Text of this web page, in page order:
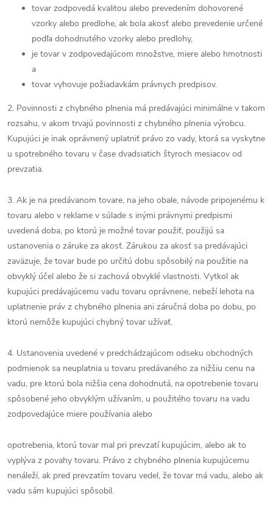
tovar zodpovedá kvalitou alebo prevedením dohovorené
vzorky alebo predlohe, ak bola akosť alebo prevedenie určené
podľa dohodnutého vzorky alebo predlohy,
je tovar v zodpovedajúcom množstve, miere alebo hmotnosti
a
tovar vyhovuje požiadavkám právnych predpisov.
2. Povinnosti z chybného plnenia má predávajúci minimálne v takom
rozsahu, v akom trvajú povinnosti z chybného plnenia výrobcu.
Kupujúci je inak oprávnený uplatniť právo zo vady, ktorá sa vyskytne
u spotrebného tovaru v čase dvadsiatich štyroch mesiacov od
prevzatia.
3. Ak je na predávanom tovare, na jeho obale, návode pripojenému k
tovaru alebo v reklame v súlade s inými právnymi predpismi
uvedená doba, po ktorú je možné tovar použiť, použijú sa
ustanovenia o záruke za akosť. Zárukou za akosť sa predávajúci
zaväzuje, že tovar bude po určitú dobu spôsobilý na použitie na
obvyklý účel alebo že si zachová obvyklé vlastnosti. Vytkol ak
kupujúci predávajúcemu vadu tovaru oprávnene, nebeží lehota na
uplatnenie práv z chybného plnenia ani záručná doba po dobu, po
ktorú nemôže kupujúci chybný tovar užívať.
4. Ustanovenia uvedené v predchádzajúcom odseku obchodných
podmienok sa neuplatnia u tovaru predávaného za nižšiu cenu na
vadu, pre ktorú bola nižšia cena dohodnutá, na opotrebenie tovaru
spôsobené jeho obvyklým užívaním, u použitého tovaru na vadu
zodpovedajúce miere používania alebo
opotrebenia, ktorú tovar mal pri prevzatí kupujúcim, alebo ak to
vyplýva z povahy tovaru. Právo z chybného plnenia kupujúcemu
nenáleží, ak pred prevzatím tovaru vedel, že tovar má vadu, alebo ak
vadu sám kupujúci spôsobil.